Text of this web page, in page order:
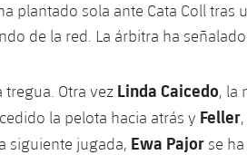
plantado sola ante Cata Coll tras
de la red. La árbitra ha
tregua. Otra vez Linda Caicedo, la
la pelota hacia atrás y Feller
siguiente jugada, Ewa Pajor se